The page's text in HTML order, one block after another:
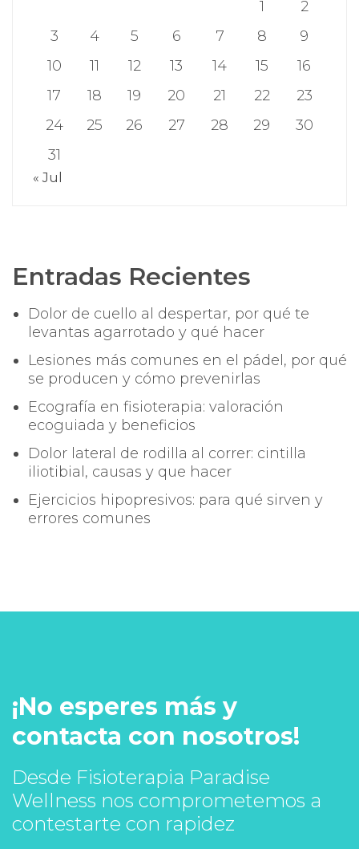
1
2
3
4 5 6 7 8
9
10
11 12 13 14 15
16
17
18 19 20 21 22
23
24
25 26 27 28 29
30
31
« Jul
Entradas Recientes
Dolor de cuello al despertar, por qué te
levantas agarrotado y qué hacer
Lesiones más comunes en el pádel, por qué
se producen y cómo prevenirlas
Ecografía en fisioterapia: valoración
ecoguiada y beneficios
Dolor lateral de rodilla al correr: cintilla
iliotibial, causas y que hacer
Ejercicios hipopresivos: para qué sirven y
errores comunes
¡No esperes más y
contacta con nosotros!
Desde Fisioterapia Paradise
Wellness nos comprometemos a
contestarte con rapidez